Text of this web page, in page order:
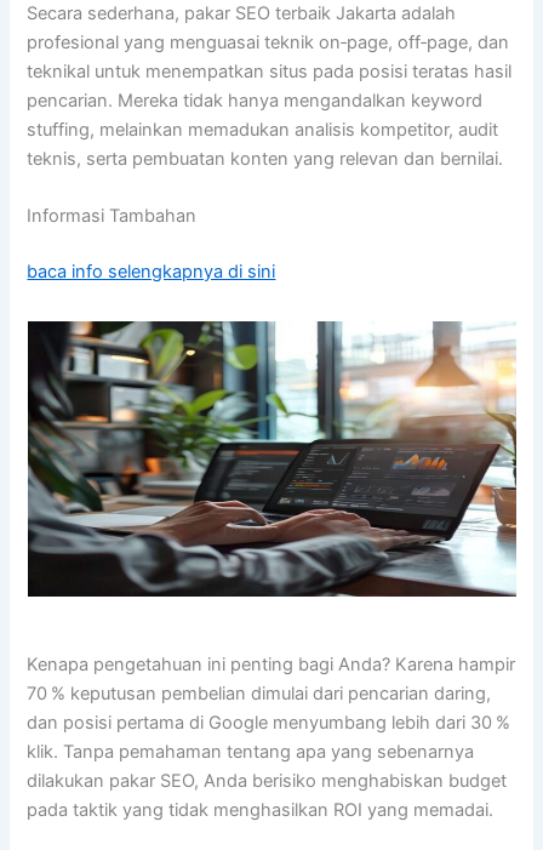
Secara sederhana, pakar SEO terbaik Jakarta adalah
profesional yang menguasai teknik on‑page, off‑page, dan
teknikal untuk menempatkan situs pada posisi teratas hasil
pencarian. Mereka tidak hanya mengandalkan keyword
stuffing, melainkan memadukan analisis kompetitor, audit
teknis, serta pembuatan konten yang relevan dan bernilai.
Informasi Tambahan
baca info selengkapnya di sini
Kenapa pengetahuan ini penting bagi Anda? Karena hampir
70 % keputusan pembelian dimulai dari pencarian daring,
dan posisi pertama di Google menyumbang lebih dari 30 %
klik. Tanpa pemahaman tentang apa yang sebenarnya
dilakukan pakar SEO, Anda berisiko menghabiskan budget
pada taktik yang tidak menghasilkan ROI yang memadai.